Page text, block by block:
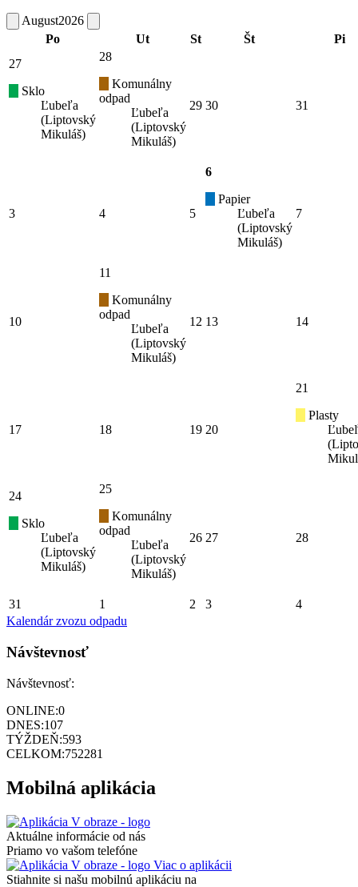
August2026
Po
Ut St Št
Pi
27
Sklo
Ľubeľa
(Liptovský
Mikuláš)
28
Komunálny
odpad
Ľubeľa
(Liptovský
Mikuláš)
29 30 31
3 4 5
6
Papier
Ľubeľa
(Liptovský
Mikuláš)
7
10
11
Komunálny
odpad
Ľubeľa
(Liptovský
Mikuláš)
12 13 14
17 18 19 20
21
Plasty
24
Sklo
Ľubeľa
(Liptovský
Mikuláš)
25
Komunálny
odpad
Ľubeľa
(Liptovský
Mikuláš)
26 27 28
31 1 2 3
4
Kalendár zvozu odpadu
Návštevnosť
Návštevnosť:
ONLINE:0
DNES:107
TÝŽDEŇ:593
CELKOM:752281
Mobilná aplikácia
Aktuálne informácie od nás
Priamo vo vašom telefóne
Viac o aplikácii
Stiahnite si našu mobilnú aplikáciu na